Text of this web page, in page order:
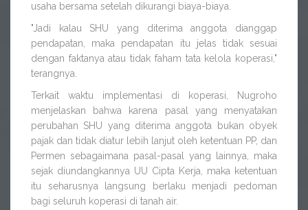
usaha bersama setelah dikurangi biaya-biaya.
"Jadi kalau SHU yang diterima anggota dianggap
pendapatan, maka pendapatan itu jelas tidak sesuai
dengan faktanya atau tidak faham tata kelola koperasi,"
terangnya.
Terkait waktu implementasi di koperasi, Nugroho
menjelaskan bahwa karena pasal yang menyatakan
perubahan SHU yang diterima anggota bukan obyek
pajak dan tidak diatur lebih lanjut oleh ketentuan PP, dan
Permen sebagaimana pasal-pasal yang lainnya, maka
sejak diundangkannya UU Cipta Kerja, maka ketentuan
itu seharusnya langsung berlaku menjadi pedoman
bagi seluruh koperasi di tanah air.